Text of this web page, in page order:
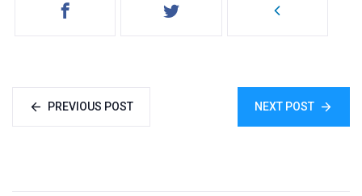
PREVIOUS POST NEXT POST